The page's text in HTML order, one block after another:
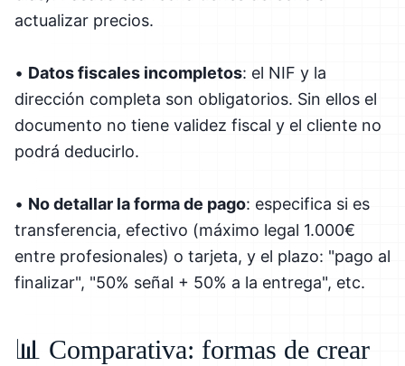
actualizar precios.
• Datos fiscales incompletos: el NIF y la
dirección completa son obligatorios. Sin ellos el
documento no tiene validez fiscal y el cliente no
podrá deducirlo.
• No detallar la forma de pago: especifica si es
transferencia, efectivo (máximo legal 1.000€
entre profesionales) o tarjeta, y el plazo: "pago al
finalizar", "50% señal + 50% a la entrega", etc.
📊 Comparativa: formas de crear